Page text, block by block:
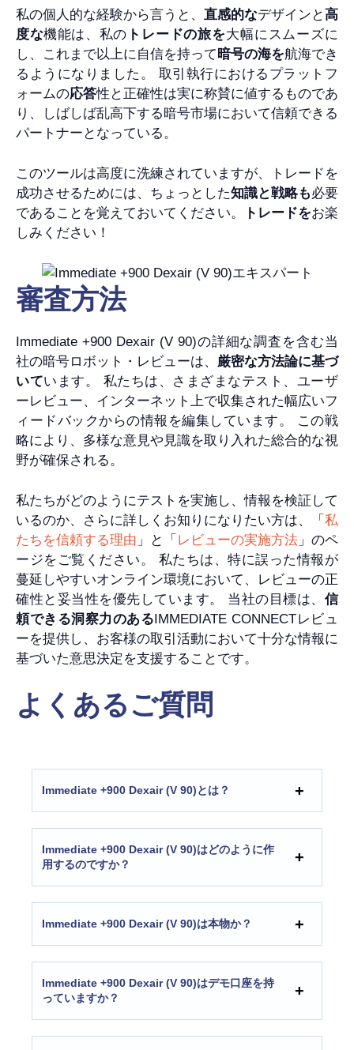
私の個人的な経験から言うと、 直感的なデザインと高
度な機能は、私の トレードの旅を大幅にスムーズに
し、これまで以上に自信を持って暗号の海を航海でき
るようになりました。 取引執行におけるプラットフ
ォームの応答性と正確性は実に称賛に値するものであ
り、しばしば乱高下する暗号市場において信頼できる
パートナーとなっている。
このツールは高度に洗練されていますが、トレードを
成功させるためには、ちょっとした知識と戦略も必要
であることを覚えておいてください。
トレードをお楽
しみください！
審査方法
Immediate +900 Dexair (V 90)の詳細な調査を含む当
社の暗号ロボット・レビューは、 厳密な方法論に基づ
いています。 私たちは、さまざまなテスト、ユーザ
ーレビュー、インターネット上で収集された幅広いフ
ィードバックからの情報を編集しています。 この戦
略により、多様な意見や見識を取り入れた総合的な視
野が確保される。
私たちがどのようにテストを実施し、情報を検証して
いるのか、さらに詳しくお知りになりたい方は、「 私
たちを信頼する理由 」と「 レビューの実施方法 」のペ
ージをご覧ください。 私たちは、特に誤った情報が
蔓延しやすいオンライン環境において、レビューの正
確性と妥当性を優先しています。 当社の目標は、 信
頼できる洞察力のあるIMMEDIATE CONNECTレビュ
ーを提供し、お客様の取引活動において十分な情報に
基づいた意思決定を支援することです。
よくあるご質問
Immediate +900 Dexair (V 90)とは？
Immediate +900 Dexair (V 90)はどのように作
用するのですか？
Immediate +900 Dexair (V 90)は本物か？
Immediate +900 Dexair (V 90)はデモ口座を持
っていますか？